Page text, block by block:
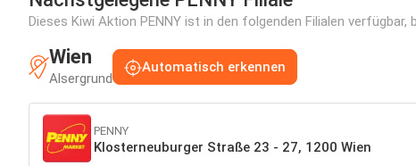
Dieses Kiwi Aktion PENNY ist in den folgenden Filialen
Wien
Alsergrund
Automatisch erkennen
PENNY
Klosterneuburger Straße 23 - 27, 1200 Wien